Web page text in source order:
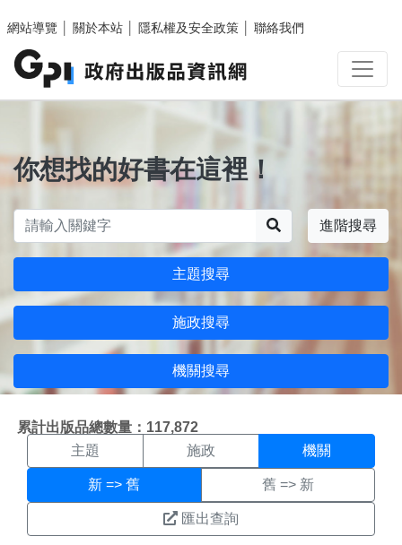
網站導覽
關於本站 隱私權及安全政策 聯絡我們
你想找的好書在這裡！
進階搜尋
主題搜尋
施政搜尋
機關搜尋
累計出版品總數量：117,872
機關搜尋結果頁面
主題 施政 機關
新 => 舊 舊 => 新
匯出查詢